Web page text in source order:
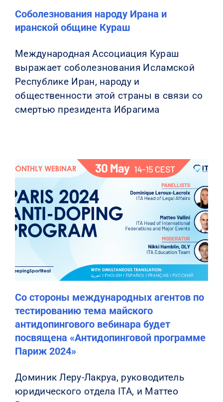
Соболезнования народу Ирана и
иранской общине Кураш
Международная Ассоциация Кураш
выражает соболезнования Исламской
Республике Иран, народу и
общественности этой страны в связи со
смертью президента Ибрагима
Со стороны международных агентов по
тестированию тема майского
антидопингового вебинара будет
посвящена «Антидопинговой программе
Париж 2024»
Доминик Леру-Лакруа, руководитель
юридического отдела ITA, и Маттео